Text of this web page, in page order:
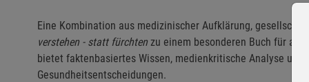
Eine Kombination aus medizinischer Aufklärung,
verstehen - statt fürchten zu einem besonderen Buch für
bietet faktenbasiertes Wissen, medienkritische Analyse
Gesundheitsentscheidungen.